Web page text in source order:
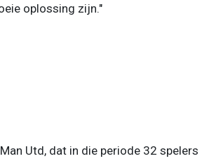
oplossing zijn."
Utd, dat in die periode 32 spelers